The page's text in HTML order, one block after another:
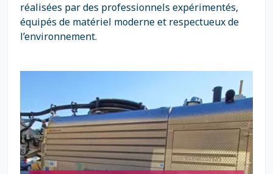
réalisées par des professionnels expérimentés,
équipés de matériel moderne et respectueux de
l’environnement.